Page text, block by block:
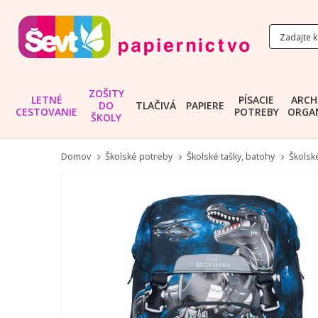
LETNÉ
CESTOVANIE
ZOŠITY
DO
ŠKOLY
TLAČIVÁ PAPIERE
PÍSACIE
POTREBY
Domov Školské potreby Školské tašky, batohy